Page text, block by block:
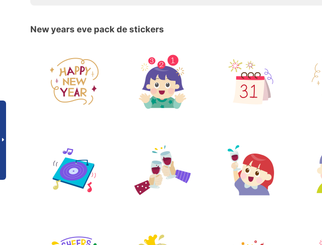
New years eve pack de stickers